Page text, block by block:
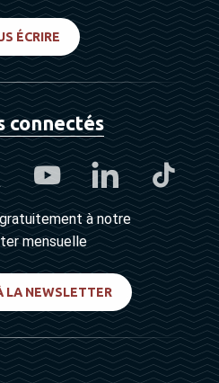
ÉCRIRE
connectés
à notre
mensuelle
LA NEWSLETTER